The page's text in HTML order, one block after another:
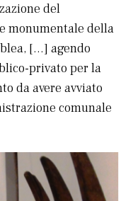
del
monumentale della
[…] agendo
privato per la
da avere avviato
comunale